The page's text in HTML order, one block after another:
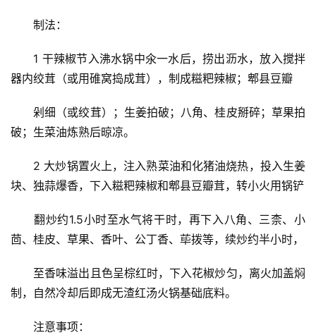
制法：
1 干辣椒节入沸水锅中氽一水后，捞出沥水，放入搅拌
器内绞茸（或用碓窝捣成茸），制成糍粑辣椒；郫县豆瓣
剁细（或绞茸）；生姜拍破；八角、桂皮掰碎；草果拍
破；生菜油炼熟后晾凉。
2 大炒锅置火上，注入熟菜油和化猪油烧热，投入生姜
块、独蒜爆香，下入糍粑辣椒和郫县豆瓣茸，转小火用锅铲
翻炒约1.5小时至水气将干时，再下入八角、三柰、小
茴、桂皮、草果、香叶、公丁香、荜拨等，续炒约半小时，
至香味溢出且色呈棕红时，下入花椒炒匀，离火加盖焖
制，自然冷却后即成无渣红汤火锅基础底料。
注意事项：